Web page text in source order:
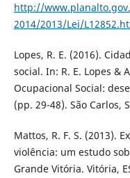
http://
2014/2013/Lei/
Lopes, R. E. (2016).
social. In: R. E. Lopes &
Ocupacional Social:
(pp. 29-48). São Carlos,
Mattos, R. F. S. (2013).
violência: um estudo
Grande Vitória. Vitória,